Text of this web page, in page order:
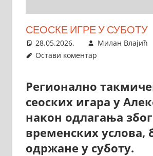
СЕОСКЕ ИГРЕ У СУБОТУ
28.05.2026. Милан Влајић
Остави коментар
Регионално
сеоских игара у
након одлагања због
временских услова,
одржане у суботу.